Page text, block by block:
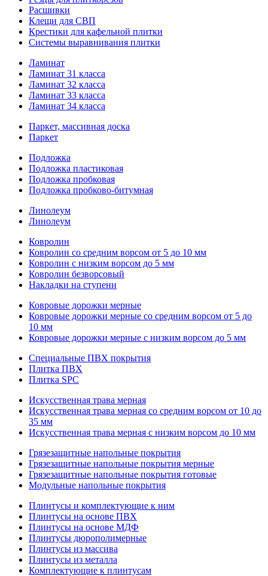
Расшивки
Клещи для СВП
Крестики для кафельной плитки
Системы выравнивания плитки
Ламинат
Ламинат 31 класса
Ламинат 32 класса
Ламинат 33 класса
Ламинат 34 класса
Паркет, массивная доска
Паркет
Подложка
Подложка пластиковая
Подложка пробковая
Подложка пробково-битумная
Линолеум
Линолеум
Ковролин
Ковролин со средним ворсом от 5 до 10 мм
Ковролин с низким ворсом до 5 мм
Ковролин безворсовый
Накладки на ступени
Ковровые дорожки мерные
Ковровые дорожки мерные со средним ворсом от 5 до
10 мм
Ковровые дорожки мерные с низким ворсом до 5 мм
Специальные ПВХ покрытия
Плитка ПВХ
Плитка SPC
Искуccтвенная трава мерная
Искусственная трава мерная со средним ворсом от 10 до
35 мм
Искусственная трава мерная с низким ворсом до 10 мм
Грязезащитные напольные покрытия
Грязезащитные напольные покрытия мерные
Грязезащитные напольные покрытия готовые
Модульные напольные покрытия
Плинтусы и комплектующие к ним
Плинтусы на основе ПВХ
Плинтусы на основе МДФ
Плинтусы дюрополимерные
Плинтусы из массива
Плинтусы из металла
Комплектующие к плинтусам